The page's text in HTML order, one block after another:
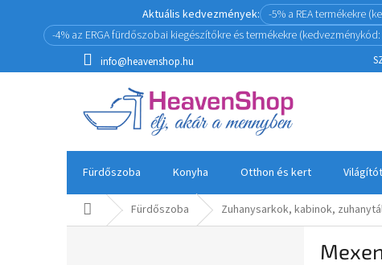
Aktuális kedvezmények: -5% a REA termékekre
-4% az ERGA fürdőszobai kiegészítőkre és termékekre (kedvezménykód:
info@heavenshop.hu
Fürdőszoba Konyha Otthon és kert
KezdőlapFürdőszoba Zuhanysarkok, kabinok,